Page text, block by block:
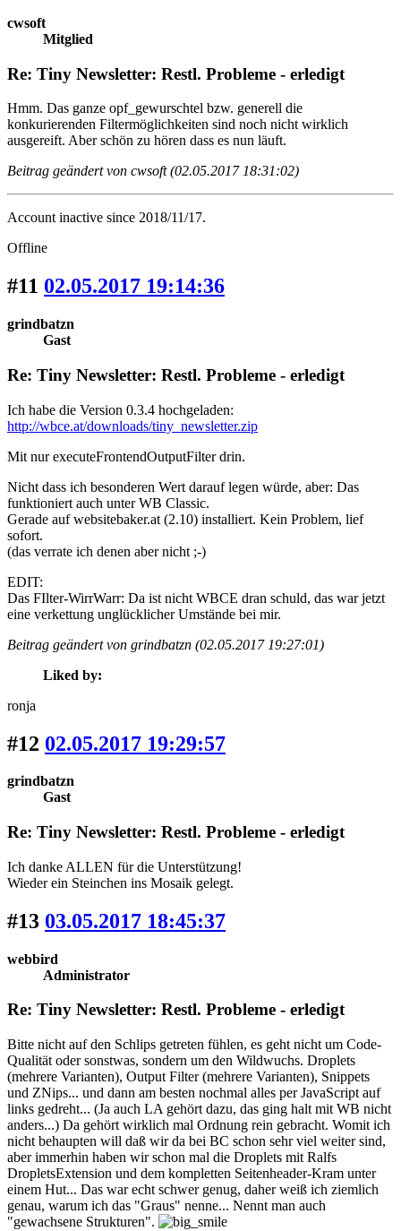
cwsoft
Mitglied
Re: Tiny Newsletter: Restl. Probleme - erledigt
Hmm. Das ganze opf_gewurschtel bzw. generell die
konkurierenden Filtermöglichkeiten sind noch nicht wirklich
ausgereift. Aber schön zu hören dass es nun läuft.
Beitrag geändert von cwsoft (02.05.2017 18:31:02)
Account inactive since 2018/11/17.
Offline
#11 02.05.2017 19:14:36
grindbatzn
Gast
Re: Tiny Newsletter: Restl. Probleme - erledigt
Ich habe die Version 0.3.4 hochgeladen:
http://wbce.at/downloads/tiny_newsletter.zip
Mit nur executeFrontendOutputFilter drin.
Nicht dass ich besonderen Wert darauf legen würde, aber: Das
funktioniert auch unter WB Classic.
Gerade auf websitebaker.at (2.10) installiert. Kein Problem, lief
sofort.
(das verrate ich denen aber nicht ;-)
EDIT:
Das FIlter-WirrWarr: Da ist nicht WBCE dran schuld, das war jetzt
eine verkettung unglücklicher Umstände bei mir.
Beitrag geändert von grindbatzn (02.05.2017 19:27:01)
Liked by:
ronja
#12 02.05.2017 19:29:57
grindbatzn
Gast
Re: Tiny Newsletter: Restl. Probleme - erledigt
Ich danke ALLEN für die Unterstützung!
Wieder ein Steinchen ins Mosaik gelegt.
#13 03.05.2017 18:45:37
webbird
Administrator
Re: Tiny Newsletter: Restl. Probleme - erledigt
Bitte nicht auf den Schlips getreten fühlen, es geht nicht um Code-
Qualität oder sonstwas, sondern um den Wildwuchs. Droplets
(mehrere Varianten), Output Filter (mehrere Varianten), Snippets
und ZNips... und dann am besten nochmal alles per JavaScript auf
links gedreht... (Ja auch LA gehört dazu, das ging halt mit WB nicht
anders...) Da gehört wirklich mal Ordnung rein gebracht. Womit ich
nicht behaupten will daß wir da bei BC schon sehr viel weiter sind,
aber immerhin haben wir schon mal die Droplets mit Ralfs
DropletsExtension und dem kompletten Seitenheader-Kram unter
einem Hut... Das war echt schwer genug, daher weiß ich ziemlich
genau, warum ich das "Graus" nenne... Nennt man auch
"gewachsene Strukturen".